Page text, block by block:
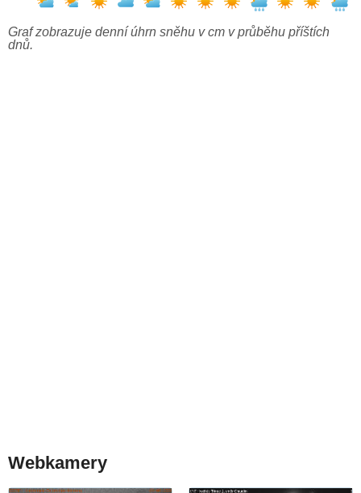
Graf zobrazuje denní úhrn sněhu v cm v průběhu příštích
dnů.
Webkamery